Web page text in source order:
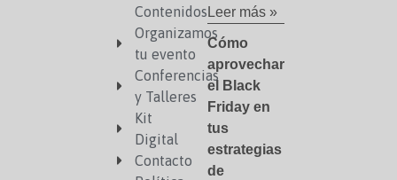
Contenidos
Organizamos
tu evento
Conferencias
y Talleres
Kit
Digital
Contacto
Leer más »
Cómo
aprovechar
el Black
Friday en
tus
estrategias
de